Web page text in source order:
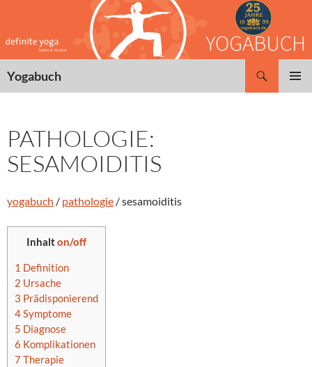
springen
Yogabuch
PATHOLOGIE:
SESAMOIDITIS
yogabuch / pathologie / sesamoiditis
Inhalton/off
1 Definition
2 Ursache
3 Prädisponierend
4Symptome
5 Diagnose
6 Komplikationen
7Therapie